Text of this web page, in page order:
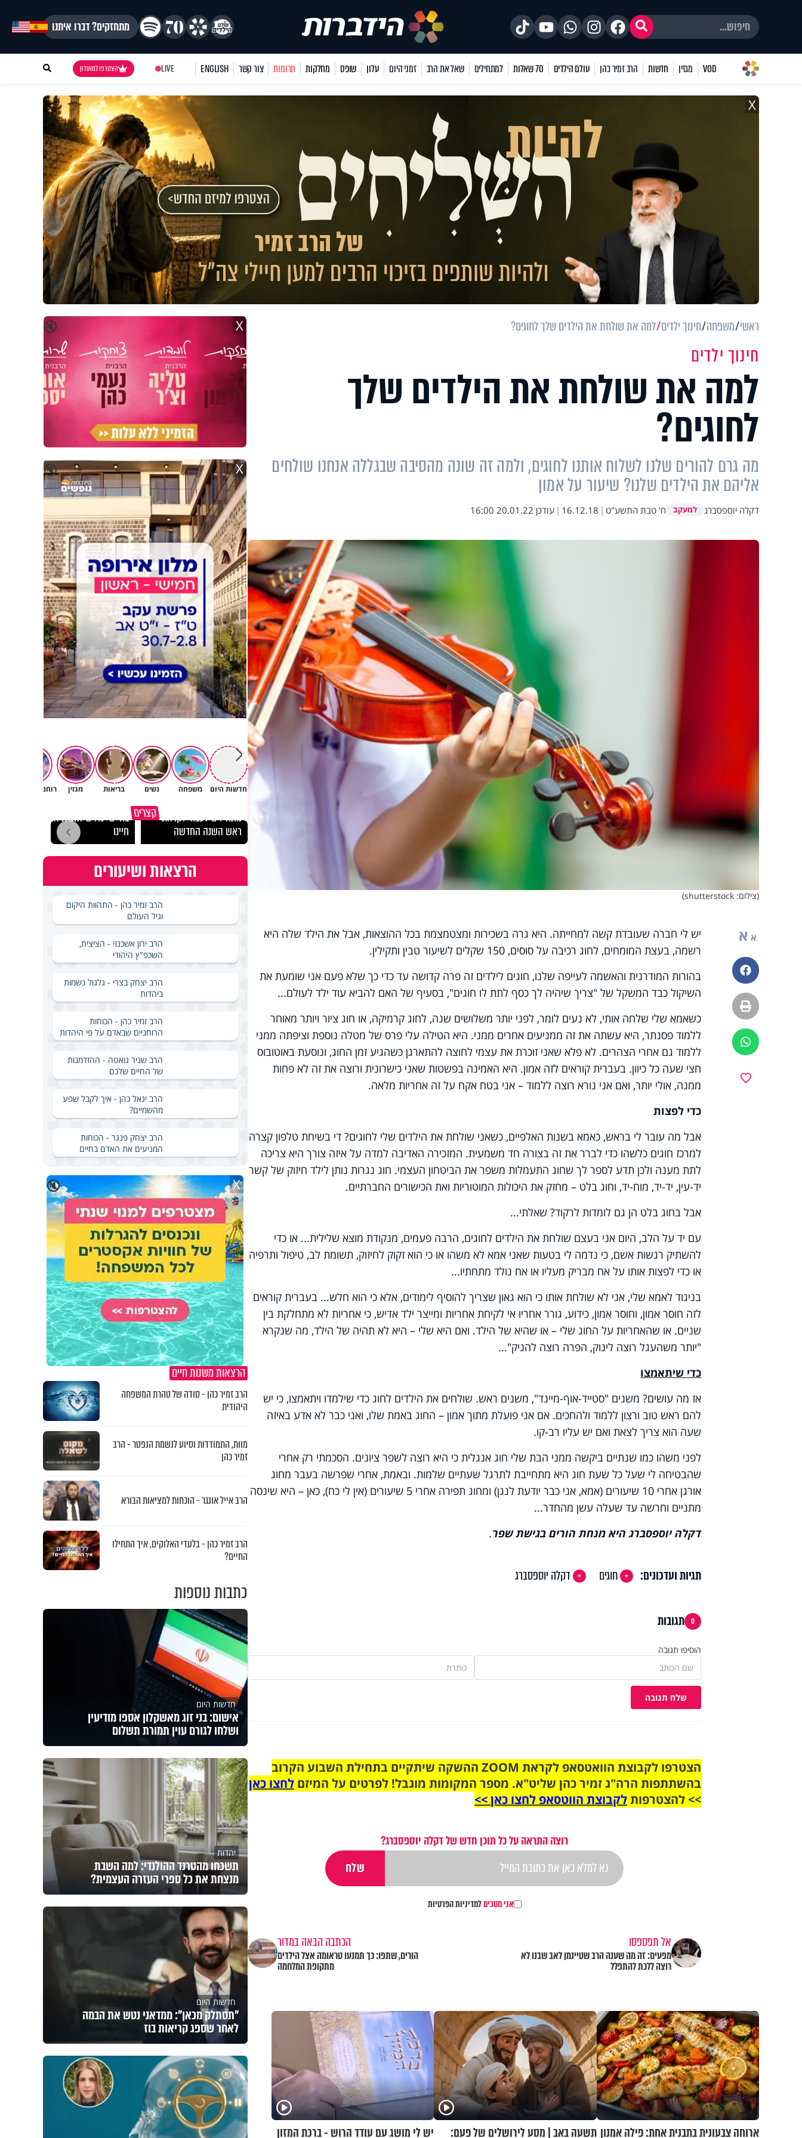
מתחזקים? דברו איתנו
VOD מגזין חדשות הרב זמיר כהן עולם הילדים 70 שאלות למתחילים שאל את הרב זמני היום עלון שופס מחלקות תרומות צור קשר ENGLISH
LIVE הצטרפו למועדון
X
ראשי משפחה חינוך ילדים למה את שולחת את הילדים שלך לחוגים?
חינוך ילדים
למה את שולחת את הילדים שלך
לחוגים?
מה גרם להורים שלנו לשלוח אותנו לחוגים, ולמה זה שונה מהסיבה שבגללה אנחנו שולחים
אליהם את הילדים שלנו? שיעור על אמון
דקלה יוספסברג למעקב ח' טבת התשע"ט |
16.12.18
| עודכן 20.01.22 16:00
(צילום: shutterstock)
א א
פייסבוק
הדפסה
ווטסאפ
יש לי חברה שעובדת קשה למחייתה. היא גרה בשכירות ומצטמצמת בכל ההוצאות, אבל את הילד שלה היא
רשמה, בעצת המומחים, לחוג רכיבה על סוסים, 150 שקלים לשיעור טבין ותקילין.
בהורות המודרנית והאשמה לעייפה שלנו, חוגים לילדים זה פרה קדושה עד כדי כך שלא פעם אני שומעת את
השיקול כבד המשקל של "צריך שיהיה לך כסף לתת לו חוגים", בסעיף של האם להביא עוד ילד לעולם...
כשאמא שלי שלחה אותי, לא נעים לומר, לפני יותר משלושים שנה, לחוג קרמיקה, או חוג ציור ויותר מאוחר
ללמוד פסנתר, היא עשתה את זה ממניעים אחרים ממני. היא הטילה עלי פרס של מטלה נוספת וציפתה ממני
ללמוד גם אחרי הצהרים. לא פלא שאני זוכרת את עצמי לחוצה להתארגן כשהגיע זמן החוג, ונוסעת באוטובוס
חצי שעה כל כיוון. בעברית קוראים לזה אמון. היא האמינה בפשטות שאני כישרונית ורוצה את זה לא פחות
ממנה, אולי יותר, ואם אני נורא רוצה ללמוד – אני בטח אקח על זה אחריות מלאה.
כדי לפצות
אבל מה עובר לי בראש, כאמא בשנות האלפיים, כשאני שולחת את הילדים שלי לחוגים? די בשיחת טלפון קצרה
למרכז חוגים כלשהו כדי לברר את זה בצורה חד משמעית. המזכירה האדיבה למדה על איזה צורך היא צריכה
לתת מענה ולכן תדע לספר לך שחוג התעמלות משפר את הביטחון העצמי. חוג נגרות נותן לילד חיזוק של קשר
יד-עין, יד-יד, מוח-יד, וחוג בלט – מחזק את היכולות המוטוריות ואת הכישורים החברתיים.
אבל בחוג בלט הן גם לומדות לרקוד? שאלתי...
עם יד על הלב, היום אני בעצם שולחת את הילדים לחוגים, הרבה פעמים, מנקודת מוצא שלילית... או כדי
להשתיק רגשות אשם, כי נדמה לי בטעות שאני אמא לא משהו או כי הוא זקוק לחיזוק, תשומת לב, טיפול ותרפיה
או כדי לפצות אותו על אח מבריק מעליו או אח נולד מתחתיו...
בניגוד לאמא שלי, אני לא שולחת אותו כי הוא גאון שצריך להוסיף לימודים, אלא כי הוא חלש... בעברית קוראים
לזה חוסר אמון, וחוסר אמון, כידוע, גורר אחריו אי לקיחת אחריות ומייצר ילד אדיש, כי אחריות לא מתחלקת בין
שניים. או שהאחריות על החוג שלי – או שהיא של הילד. ואם היא שלי – היא לא תהיה של הילד, מה שנקרא
"יותר משהעגל רוצה לינוק, הפרה רוצה להניק"...
כדי שיתאמצו
אז מה עושים? משנים "סטייד-אוף-מיינד", משנים ראש. שולחים את הילדים לחוג כדי שילמדו ויתאמצו, כי יש
להם ראש טוב ורצון ללמוד ולהחכים. אם אני פועלת מתוך אמון – החוג באמת שלו, ואני כבר לא אדע באיזה
שעה הוא צריך לצאת ואם יש עליו רב-קו.
לפני משהו כמו שנתיים ביקשה ממני הבת שלי חוג אנגלית כי היא רוצה לשפר ציונים. הסכמתי רק אחרי
שהבטיחה לי שעל כל שעת חוג היא מתחייבת לתרגל שעתיים שלמות. ובאמת, אחרי שפרשה בעבר מחוג
אורגן אחרי 10 שיעורים (אמא, אני כבר יודעת לנגן) ומחוג תפירה אחרי 5 שיעורים (אין לי כח), כאן – היא שינסה
מתניים וחרשה עד שעלה עשן מהחדר...
דקלה יוספסברג היא מנחת הורים בגישת שפר.
תגיות ועדכונים: חוגים דקלה יוספסברג
0 תגובות
הוסיפו תגובה
שלח תגובה
הצטרפו לקבוצת הוואטסאפ לקראת ZOOM ההשקה שיתקיים בתחילת השבוע הקרוב
בהשתתפות הרה"ג זמיר כהן שליט"א. מספר המקומות מוגבל! לפרטים על המיזם לחצו כאן
>> להצטרפותלקבוצת הווטסאפ לחצו כאן >>
רוצה התראה על כל תוכן חדש של דקלה יוספסברג?
אני מסכיםלמדיניות הפרטיות
אל תפספסו
מפעים: זה מה שענה הרב שטיינמן לאב שבנו לא
רוצה ללכת להתפלל
הכתבה הבאה במדור
הורים, שתפו: כך תמנעו טראומה אצל הילדים
מתקופת המלחמה
ארוחה צבעונית בתבנית אחת: פילה אמנון תשעה באב | מסע לירושלים של פעם: יש לי מושג עם עודד הרוש - ברכת המזון
🔇 X
🔇 X
חדשות היום משפחה נשים בריאות מגזין רוחניות ואמונה
קצרים מתחילים לעבוד לקראת
ראש השנה החדשה
בחיים יכולים להצית את
חיינו
הרצאות ושיעורים
הרב זמיר כהן - התהוות היקום
וגיל העולם
הרב ירון אשכנזי - הציצית,
השכפ"ץ היהודי
הרב יצחק בצרי - גלגול נשמות
ביהדות
הרב זמיר כהן - הכוחות
הרוחניים שבאדם על פי היהדות
הרב שניר גואטה - ההזדמנות
של החיים שלכם
הרב יגאל כהן - איך לקבל שפע
מהשמיים?
הרב יצחק פנגר - הכוחות
המניעים את האדם בחיים
🔇 X
הרצאות משנות חיים
הרב זמיר כהן - סודה של טהרת המשפחה
היהודית
מוות, התמודדות וסיוע לנשמת הנפטר - הרב
זמיר כהן
הרב אייל אונגר - הוכחות למציאות הבורא
הרב זמיר כהן - בלעדי האלוקים, איך התחילו
החיים?
כתבות נוספות
חדשות היום
אישום: בני זוג מאשקלון אספו מודיעין
ושלחו לגורם עוין תמורת תשלום
יהדות
תשכחו מהטרנד ההולנדי: למה השבת
מנצחת את כל ספרי העזרה העצמית?
חדשות היום
"תסתלק מכאן": ממדאני נטש את הבמה
לאחר שספג קריאות בוז